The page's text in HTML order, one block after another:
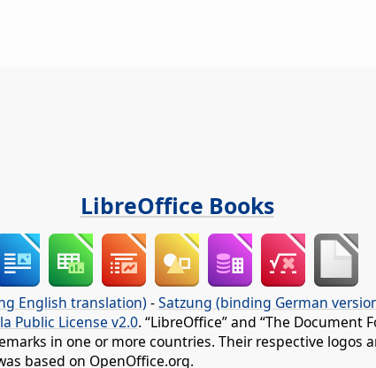
LibreOffice Books
English translation) -Satzung (binding German
Public License v2.0. “LibreOffice” and “The
in one or more countries. Their respective
based on OpenOffice.org.